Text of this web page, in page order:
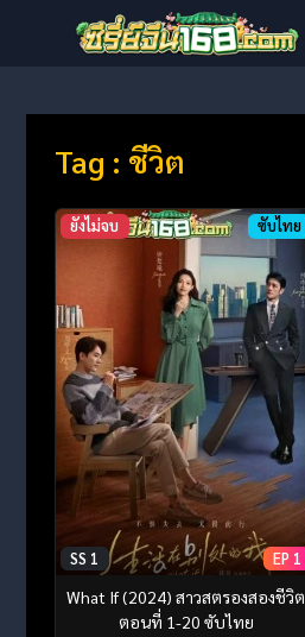
Tag : ชีวิต
ยังไม่จบ ซับไทย
SS 1 EP 1
What If (2024) สาวสตรองสองชีวิต
ตอนที่ 1-20 ซับไทย